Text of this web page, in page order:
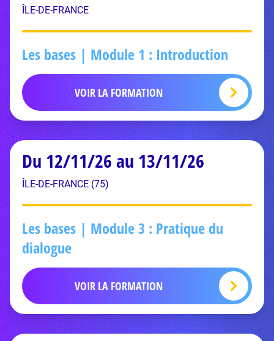
ÎLE-DE-FRANCE
Les bases | Module 1 : Introduction
VOIR LA FORMATION
Du 12/11/26 au 13/11/26
ÎLE-DE-FRANCE (75)
Les bases | Module 3 : Pratique du
dialogue
VOIR LA FORMATION